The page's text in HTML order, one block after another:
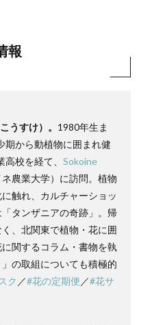
報
うすけ）。 1980年生ま
期から動植物に囲まれ健
校を経て、 Sokoine
ネ農業大学）に訪問。植物
触れ、カルチャーショッ
タンザニアの奇跡」。帰
、北関東で植物・花に囲
関するコラム・書物を執
」の取組についても積極的
ク ／#花の定期便 ／#花サ